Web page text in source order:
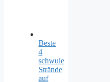
Beste
4
schwule
Strände
auf